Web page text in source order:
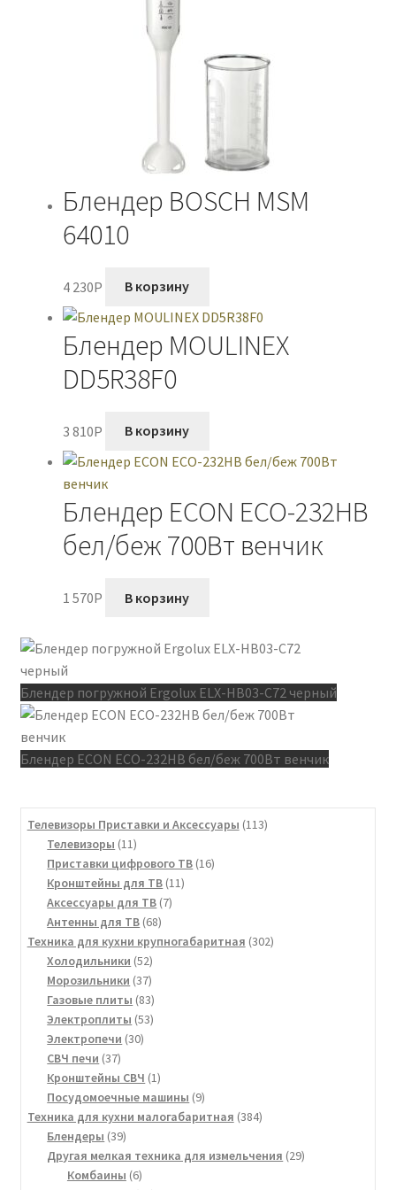
Блендер BOSCH MSM
64010
4 230P В корзину
Блендер MOULINEX
DD5R38F0
3 810P В корзину
Блендер ECON ECO-232HB
бел/беж 700Вт венчик
1 570P В корзину
Блендер погружной Ergolux ELX-HB03-C72 черный
Блендер ECON ECO-232HB бел/беж 700Вт венчик
Телевизоры Приставки и Аксессуары 113113
Телевизоры 1111
товаров
Приставки цифрового ТВ 1616
Кронштейны для ТВ 1111
Аксессуары для ТВ 77
Антенны для ТВ 6868
товаров
Техника для кухни крупногабаритная 302302
Холодильники 5252
товара
Морозильники 3737
товаров
Газовые плиты 8383
товара
Электроплиты 5353
Электропечи 3030
СВЧ печи 3737
товаров
Кронштейны СВЧ 11
товар
Посудомоечные машины 99
товаров
Техника для кухни малогабаритная 384384
Блендеры 3939
товаров
Другая мелкая техника для измельчения 2929
Комбаины 66